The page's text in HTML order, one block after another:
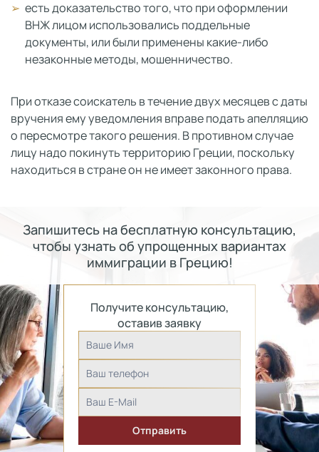
есть доказательство того, что при оформлении
ВНЖ лицом использовались поддельные
документы, или были применены какие-либо
незаконные методы, мошенничество.
При отказе соискатель в течение двух месяцев с даты
вручения ему уведомления вправе подать апелляцию
о пересмотре такого решения. В противном случае
лицу надо покинуть территорию Греции, поскольку
находиться в стране он не имеет законного права.
Запишитесь на бесплатную консультацию,
чтобы узнать об упрощенных вариантах
иммиграции в Грецию!
Получите консультацию,
оставив заявку